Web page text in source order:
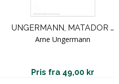
UNGERMANN, MATADOR SERIEN - 9 / U 9
Arne Ungermann
Pris fra 49,00 kr